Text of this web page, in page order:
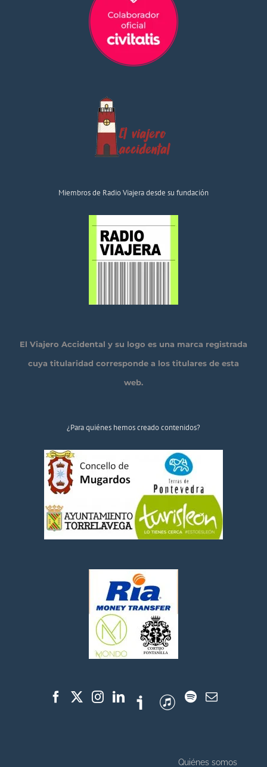
Miembros de Radio Viajera desde su fundación
El Viajero Accidental y su logo es una marca registrada
cuya titularidad corresponde a los titulares de esta
web.
¿Para quiénes hemos creado contenidos?
Quiénes somos